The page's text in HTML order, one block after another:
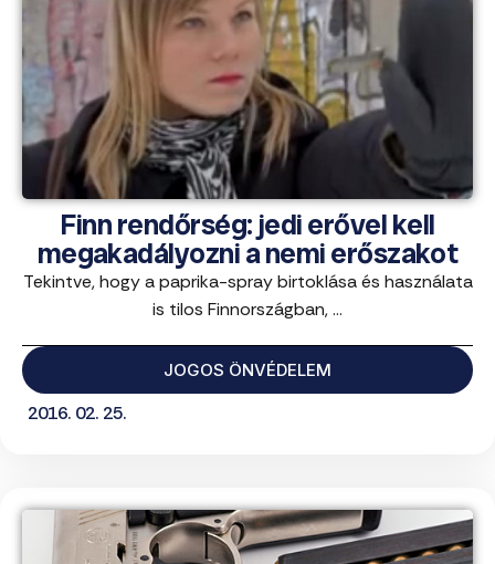
Finn rendőrség: jedi erővel kell
megakadályozni a nemi erőszakot
Tekintve, hogy a paprika-spray birtoklása és használata
is tilos Finnországban, ...
JOGOS ÖNVÉDELEM
2016. 02. 25.